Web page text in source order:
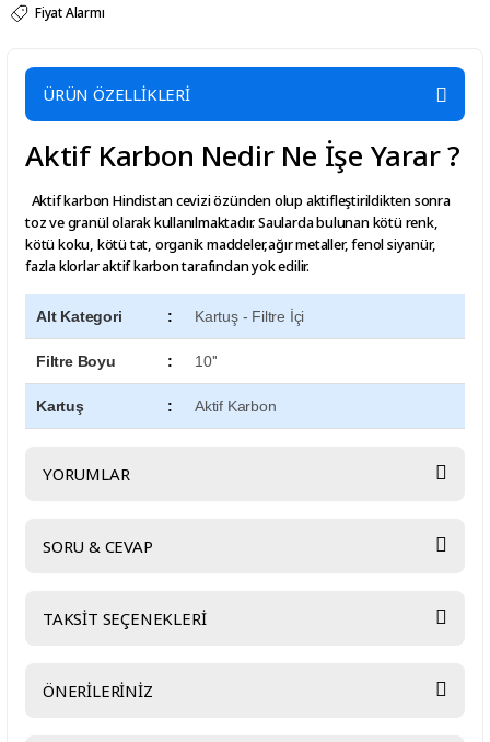
Fiyat Alarmı
ÜRÜN ÖZELLİKLERİ
Aktif Karbon Nedir Ne İşe Yarar ?
Aktif karbon Hindistan cevizi özünden olup aktifleştirildikten sonra
toz ve granül olarak kullanılmaktadır. Saularda bulunan kötü renk,
kötü koku, kötü tat, organik maddeler,ağır metaller, fenol siyanür,
fazla klorlar aktif karbon tarafından yok edilir.
Alt Kategori : Kartuş - Filtre İçi
Filtre Boyu : 10''
Kartuş : Aktif Karbon
YORUMLAR
SORU & CEVAP
TAKSİT SEÇENEKLERİ
ÖNERİLERİNİZ